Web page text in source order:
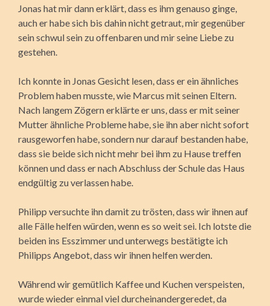
Jonas hat mir dann erklärt, dass es ihm genauso ginge,
auch er habe sich bis dahin nicht getraut, mir gegenüber
sein schwul sein zu offenbaren und mir seine Liebe zu
gestehen.
Ich konnte in Jonas Gesicht lesen, dass er ein ähnliches
Problem haben musste, wie Marcus mit seinen Eltern.
Nach langem Zögern erklärte er uns, dass er mit seiner
Mutter ähnliche Probleme habe, sie ihn aber nicht sofort
rausge­worfen habe, sondern nur darauf bestanden habe,
dass sie beide sich nicht mehr bei ihm zu Hause treffen
können und dass er nach Abschluss der Schule das Haus
endgültig zu verlassen habe.
Philipp ver­suchte ihn damit zu trösten, dass wir ihnen auf
alle Fälle helfen würden, wenn es so weit sei. Ich lotste die
beiden ins Esszimmer und unterwegs bestätigte ich
Philipps Angebot, dass wir ihnen helfen werden.
Während wir gemütlich Kaffee und Kuchen verspeisten,
wurde wieder einmal viel durchein­andergeredet, da